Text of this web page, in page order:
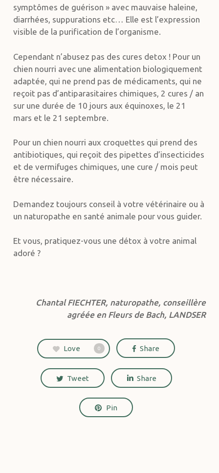
symptômes de guérison » avec mauvaise haleine,
diarrhées, suppurations etc… Elle est l’expression
visible de la purification de l’organisme.
Cependant n’abusez pas des cures detox ! Pour un
chien nourri avec une alimentation biologiquement
adaptée, qui ne prend pas de médicaments, qui ne
reçoit pas d’antiparasitaires chimiques, 2 cures / an
sur une durée de 10 jours aux équinoxes, le 21
mars et le 21 septembre.
Pour un chien nourri aux croquettes qui prend des
antibiotiques, qui reçoit des pipettes d’insecticides
et de vermifuges chimiques, une cure / mois peut
être nécessaire.
Demandez toujours conseil à votre vétérinaire ou à
un naturopathe en santé animale pour vous guider.
Et vous, pratiquez-vous une détox à votre animal
adoré ?
Chantal FIECHTER, naturopathe, conseillère
agréée en Fleurs de Bach, LANDSER
Love 0 Share
Tweet Share
Pin